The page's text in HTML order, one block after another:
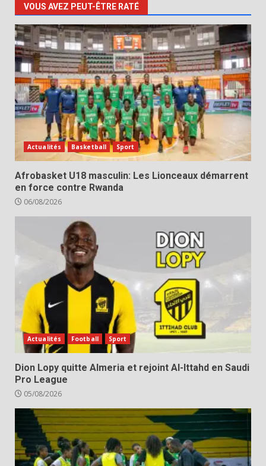
VOUS AVEZ PEUT-ÊTRE RATÉ
Actualités Basketball Sport
Afrobasket U18 masculin: Les Lionceaux démarrent
en force contre Rwanda
06/08/2026
Actualités Football Sport
Dion Lopy quitte Almeria et rejoint Al-Ittahd en Saudi
Pro League
05/08/2026